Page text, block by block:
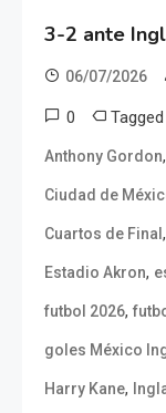
3-2 ante
06/07/2026
0 Tagged
Anthony Gordon,
Ciudad de
Cuartos de Final ,
Estadio Akron,
futbol 2026,
goles México
Harry Kane,